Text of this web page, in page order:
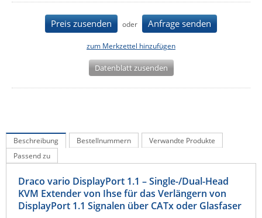
LigoWave
Milesight
Panorama Antennas
Poynting
Raritan
Riello UPS
Server Technology
Preis zusenden oder Anfrage senden
zum Merkzettel hinzufügen
Datenblatt zusenden
Beschreibung Bestellnummern
Verwandte Produkte
Passend zu
Draco vario DisplayPort 1.1 – Single-/Dual-Head
KVM Extender von Ihse für das Verlängern von
DisplayPort 1.1 Signalen über CATx oder Glasfaser